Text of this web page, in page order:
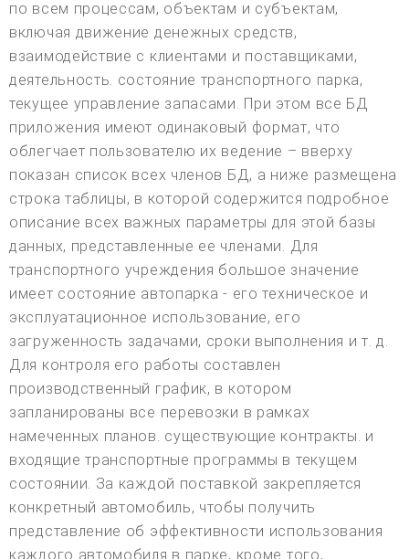
по всем процессам, объектам и субъектам,
включая движение денежных средств,
взаимодействие с клиентами и поставщиками,
деятельность. состояние транспортного парка,
текущее управление запасами. При этом все БД
приложения имеют одинаковый формат, что
облегчает пользователю их ведение – вверху
показан список всех членов БД, а ниже размещена
строка таблицы, в которой содержится подробное
описание всех важных параметры для этой базы
данных, представленные ее членами. Для
транспортного учреждения большое значение
имеет состояние автопарка - его техническое и
эксплуатационное использование, его
загруженность задачами, сроки выполнения и т. д.
Для контроля его работы составлен
производственный график, в котором
запланированы все перевозки в рамках
намеченных планов. существующие контракты. и
входящие транспортные программы в текущем
состоянии. За каждой поставкой закрепляется
конкретный автомобиль, чтобы получить
представление об эффективности использования
каждого автомобиля в парке, кроме того,